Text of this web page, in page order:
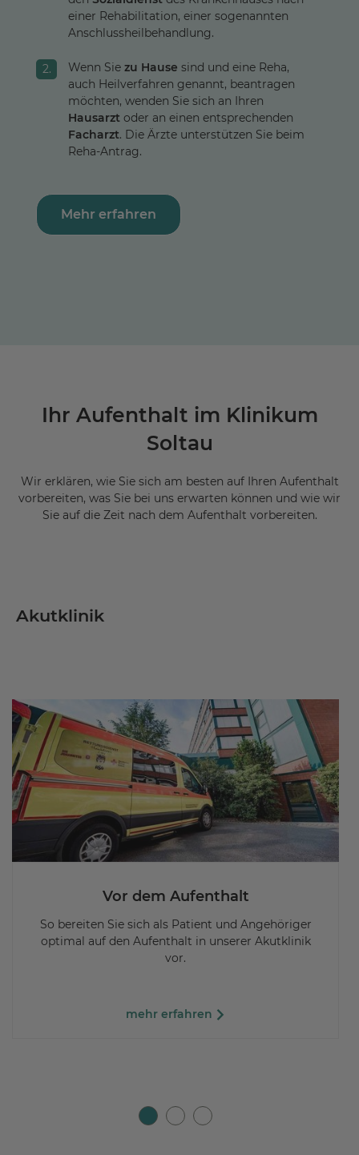
einer Rehabilitation, einer sogenannten
Anschlussheilbehandlung.
Wenn Sie zu Hause sind und eine Reha,
auch Heilverfahren genannt, beantragen
möchten, wenden Sie sich an Ihren
Hausarzt oder an einen entsprechenden
Facharzt. Die Ärzte unterstützen Sie beim
Reha-Antrag.
Mehr erfahren
Ihr Aufenthalt im Klinikum
Soltau
Wir erklären, wie Sie sich am besten auf Ihren Aufenthalt
vorbereiten, was Sie bei uns erwarten können und wie wir
Sie auf die Zeit nach dem Aufenthalt vorbereiten.
Akutklinik
Vor dem Aufenthalt
So bereiten Sie sich als Patient und Angehöriger
optimal auf den Aufenthalt in unserer Akutklinik
vor.
mehr erfahren